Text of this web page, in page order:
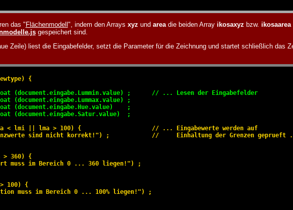
das "Flächenmodell", indem den Arrays xyz und areadie beiden Array ikosaxyz bzw. ikosaarea
gespeichert sind.
Zeile) liest die Eingabefelder, setzt die Parameter für die Zeichnung und startet schließlich das
{
(document.eingabe.Lummin.value) ;      // ... Lesen der Eingabefelder
(document.eingabe.Lummax.value) ;
(document.eingabe.Hue.value)    ;
(document.eingabe.Satur.value)  ;
< lmi || lma > 100) {                    // ... Eingabewerte werden auf
sind nicht korrekt!") ;            //     Einhaltung der Grenzen geprueft
> 360) {
muss im Bereich 0 ... 360 liegen!") ;
100) {
muss im Bereich 0 ... 100% liegen!") ;